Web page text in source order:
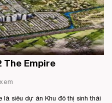
The Empire
là siêu dự án Khu đô thị sinh thái